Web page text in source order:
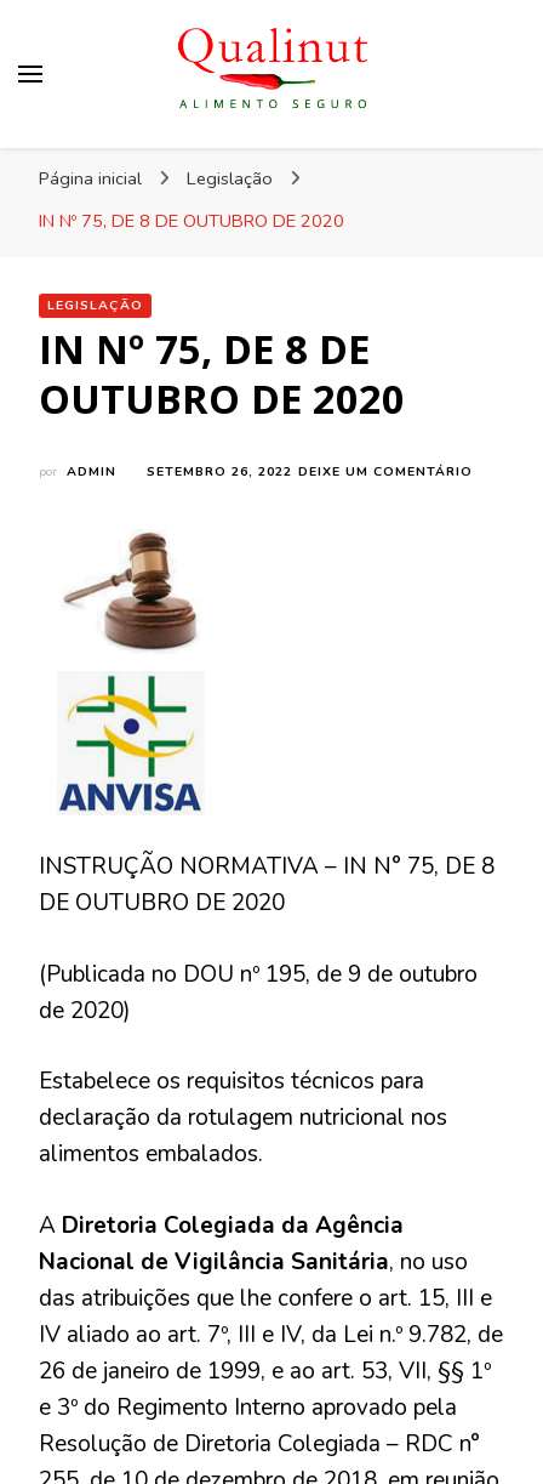
dos alimentos e rotulagem.
Página inicial
Legislação
IN Nº 75, DE 8 DE OUTUBRO DE 2020
LEGISLAÇÃO
IN Nº 75, DE 8 DE
OUTUBRO DE 2020
por ADMIN SETEMBRO 26, 2022 DEIXE UM COMENTÁRIO
INSTRUÇÃO NORMATIVA – IN N° 75, DE 8
DE OUTUBRO DE 2020
(Publicada no DOU nº 195, de 9 de outubro
de 2020)
Estabelece os requisitos técnicos para
declaração da rotulagem nutricional nos
alimentos embalados.
A Diretoria Colegiada da Agência
Nacional de Vigilância Sanitária, no uso
das atribuições que lhe confere o art. 15, III e
IV aliado ao art. 7º, III e IV, da Lei n.º 9.782, de
26 de janeiro de 1999, e ao art. 53, VII, §§ 1º
e 3º do Regimento Interno aprovado pela
Resolução de Diretoria Colegiada – RDC n°